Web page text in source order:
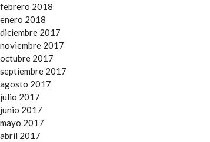
febrero 2018
enero 2018
diciembre 2017
noviembre 2017
octubre 2017
septiembre 2017
agosto 2017
julio 2017
junio 2017
mayo 2017
abril 2017